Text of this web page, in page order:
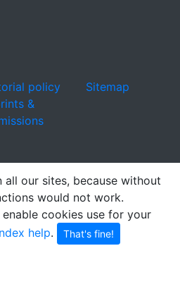
policy
&
Sitemap
all our sites, because without
would not work.
cookies use for your
help. That's fine!